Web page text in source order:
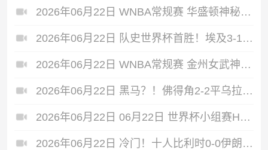
2026年06月22日 WNBA常规赛 华盛顿神秘人 84 - 79 明尼苏达山猫 全场集锦
2026年06月22日 队史世界杯首胜！埃及3-1逆转新西兰 萨拉赫传射特雷泽盖建功
2026年06月22日 WNBA常规赛 金州女武神 73 - 92 拉斯维加斯王牌 全场集锦
2026年06月22日 黑马？！佛得角2-2平乌拉圭 皮纳斩佛得角世界杯首球穆斯莱拉送礼
2026年06月22日 06月22日 世界杯小组赛H组第2轮 乌拉圭vs佛得角 进球视频
2026年06月22日 冷门！十人比利时0-0伊朗 贝兰万德神扑塔雷米进球被吹+造直红